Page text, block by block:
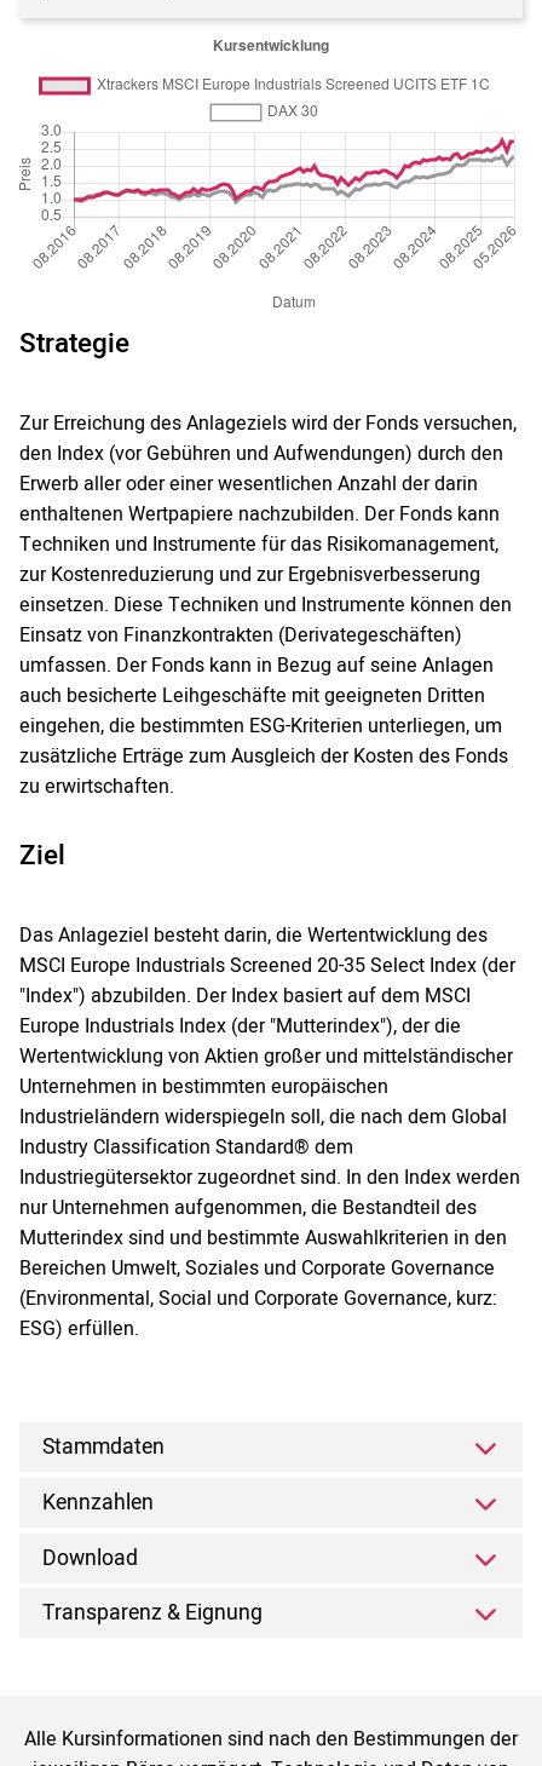
Strategie
Zur Erreichung des Anlageziels wird der Fonds versuchen,
den Index (vor Gebühren und Aufwendungen) durch den
Erwerb aller oder einer wesentlichen Anzahl der darin
enthaltenen Wertpapiere nachzubilden. Der Fonds kann
Techniken und Instrumente für das Risikomanagement,
zur Kostenreduzierung und zur Ergebnisverbesserung
einsetzen. Diese Techniken und Instrumente können den
Einsatz von Finanzkontrakten (Derivategeschäften)
umfassen. Der Fonds kann in Bezug auf seine Anlagen
auch besicherte Leihgeschäfte mit geeigneten Dritten
eingehen, die bestimmten ESG-Kriterien unterliegen, um
zusätzliche Erträge zum Ausgleich der Kosten des Fonds
zu erwirtschaften.
Ziel
Das Anlageziel besteht darin, die Wertentwicklung des
MSCI Europe Industrials Screened 20-35 Select Index (der
"Index") abzubilden. Der Index basiert auf dem MSCI
Europe Industrials Index (der "Mutterindex"), der die
Wertentwicklung von Aktien großer und mittelständischer
Unternehmen in bestimmten europäischen
Industrieländern widerspiegeln soll, die nach dem Global
Industry Classification Standard® dem
Industriegütersektor zugeordnet sind. In den Index werden
nur Unternehmen aufgenommen, die Bestandteil des
Mutterindex sind und bestimmte Auswahlkriterien in den
Bereichen Umwelt, Soziales und Corporate Governance
(Environmental, Social und Corporate Governance, kurz:
ESG) erfüllen.
Stammdaten
Kennzahlen
Download
Transparenz & Eignung
Alle Kursinformationen sind nach den Bestimmungen der